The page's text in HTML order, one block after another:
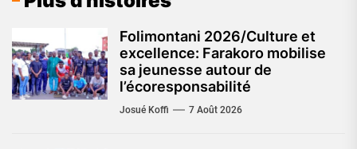
Folimontani 2026/Culture et
excellence: Farakoro mobilise
sa jeunesse autour de
l’écoresponsabilité
Josué Koffi 7 Août 2026